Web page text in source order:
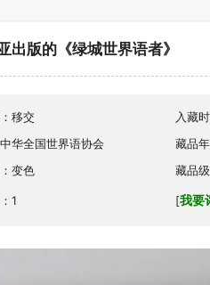
出版的《绿城世界语者》
移交
入藏
华全国世界语协会
藏品
变色 藏品
1 [我要